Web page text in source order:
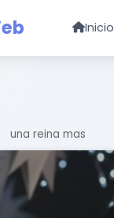
Inicio
una reina mas